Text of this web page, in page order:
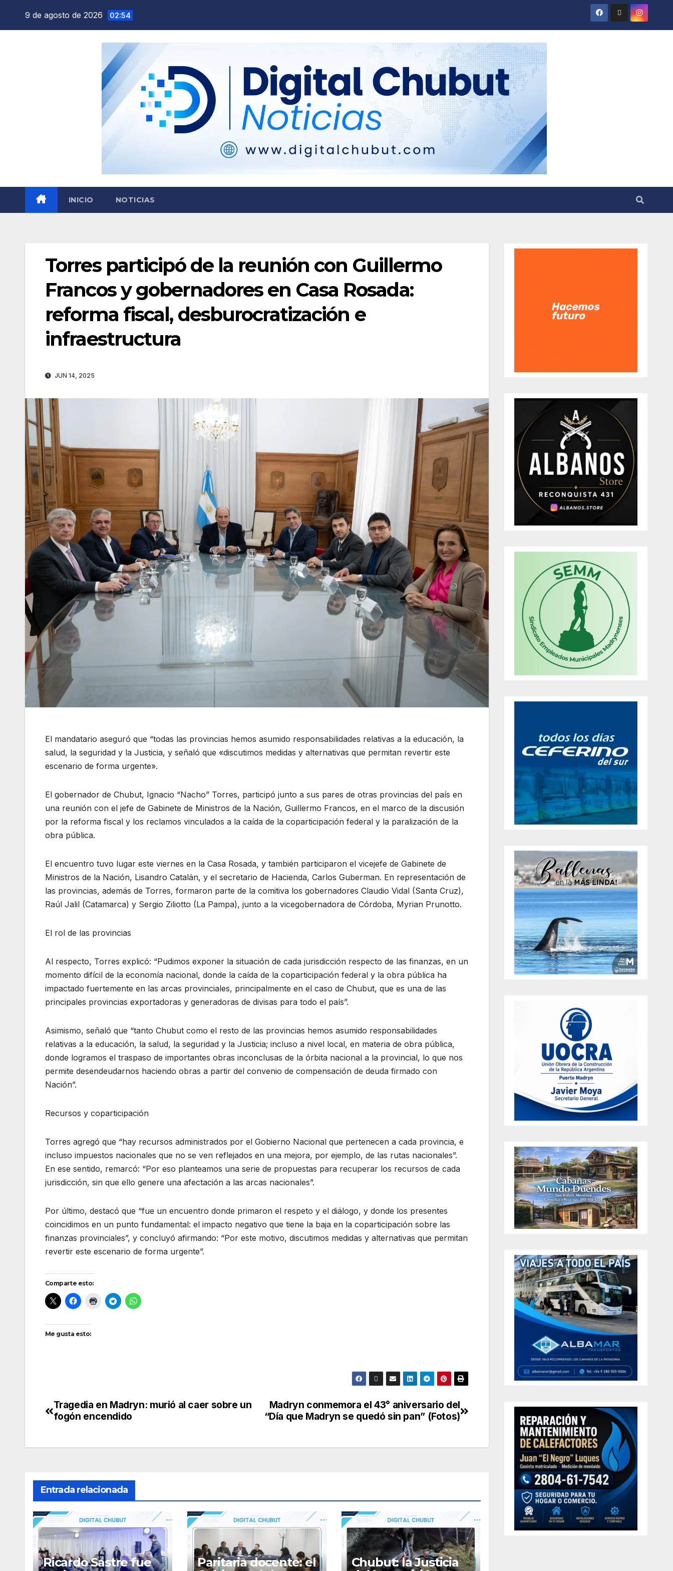
9 de agosto de 2026 02:54
INICIO NOTICIAS
Torres participó de la reunión con Guillermo
Francos y gobernadores en Casa Rosada:
reforma fiscal, desburocratización e
infraestructura
JUN 14, 2025
El mandatario aseguró que “todas las provincias hemos asumido responsabilidades relativas a la educación, la
salud, la seguridad y la Justicia, y señaló que «discutimos medidas y alternativas que permitan revertir este
escenario de forma urgente».
El gobernador de Chubut, Ignacio “Nacho” Torres, participó junto a sus pares de otras provincias del país en
una reunión con el jefe de Gabinete de Ministros de la Nación, Guillermo Francos, en el marco de la discusión
por la reforma fiscal y los reclamos vinculados a la caída de la coparticipación federal y la paralización de la
obra pública.
El encuentro tuvo lugar este viernes en la Casa Rosada, y también participaron el vicejefe de Gabinete de
Ministros de la Nación, Lisandro Catalán, y el secretario de Hacienda, Carlos Guberman. En representación de
las provincias, además de Torres, formaron parte de la comitiva los gobernadores Claudio Vidal (Santa Cruz),
Raúl Jalil (Catamarca) y Sergio Ziliotto (La Pampa), junto a la vicegobernadora de Córdoba, Myrian Prunotto.
El rol de las provincias
Al respecto, Torres explicó: “Pudimos exponer la situación de cada jurisdicción respecto de las finanzas, en un
momento difícil de la economía nacional, donde la caída de la coparticipación federal y la obra pública ha
impactado fuertemente en las arcas provinciales, principalmente en el caso de Chubut, que es una de las
principales provincias exportadoras y generadoras de divisas para todo el país”.
Asimismo, señaló que “tanto Chubut como el resto de las provincias hemos asumido responsabilidades
relativas a la educación, la salud, la seguridad y la Justicia; incluso a nivel local, en materia de obra pública,
donde logramos el traspaso de importantes obras inconclusas de la órbita nacional a la provincial, lo que nos
permite desendeudarnos haciendo obras a partir del convenio de compensación de deuda firmado con
Nación”.
Recursos y coparticipación
Torres agregó que “hay recursos administrados por el Gobierno Nacional que pertenecen a cada provincia, e
incluso impuestos nacionales que no se ven reflejados en una mejora, por ejemplo, de las rutas nacionales”.
En ese sentido, remarcó: “Por eso planteamos una serie de propuestas para recuperar los recursos de cada
jurisdicción, sin que ello genere una afectación a las arcas nacionales”.
Por último, destacó que “fue un encuentro donde primaron el respeto y el diálogo, y donde los presentes
coincidimos en un punto fundamental: el impacto negativo que tiene la baja en la coparticipación sobre las
finanzas provinciales”, y concluyó afirmando: “Por este motivo, discutimos medidas y alternativas que permitan
revertir este escenario de forma urgente”.
Comparte esto:
Me gusta esto:
Navegación
entradas
Madryn conmemora el 43° aniversario del
“Día que Madryn se quedó sin pan” (Fotos)
Tragedia en Madryn: murió al caer sobre un
fogón encendido
Entrada relacionada
Ricardo Sastre fue
Paritaria docente: el
Chubut: la Justicia